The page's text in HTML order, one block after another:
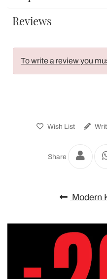
Reviews
To write a review you
Wish List
Share
Modern